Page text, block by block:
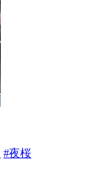
#夜桜